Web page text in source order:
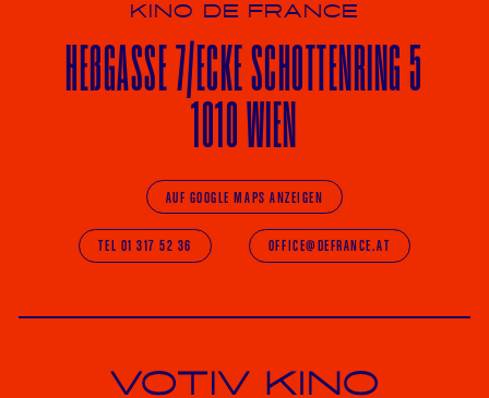
KINO DE FRANCE
HEßGASSE 7/ECKESCHOTTENRING 5
1010 WIEN
AUF GOOGLE MAPS ANZEIGEN
TEL 01 317 52 36 OFFICE@DEFRANCE.AT
Votiv Kino und Kino De France in Wien